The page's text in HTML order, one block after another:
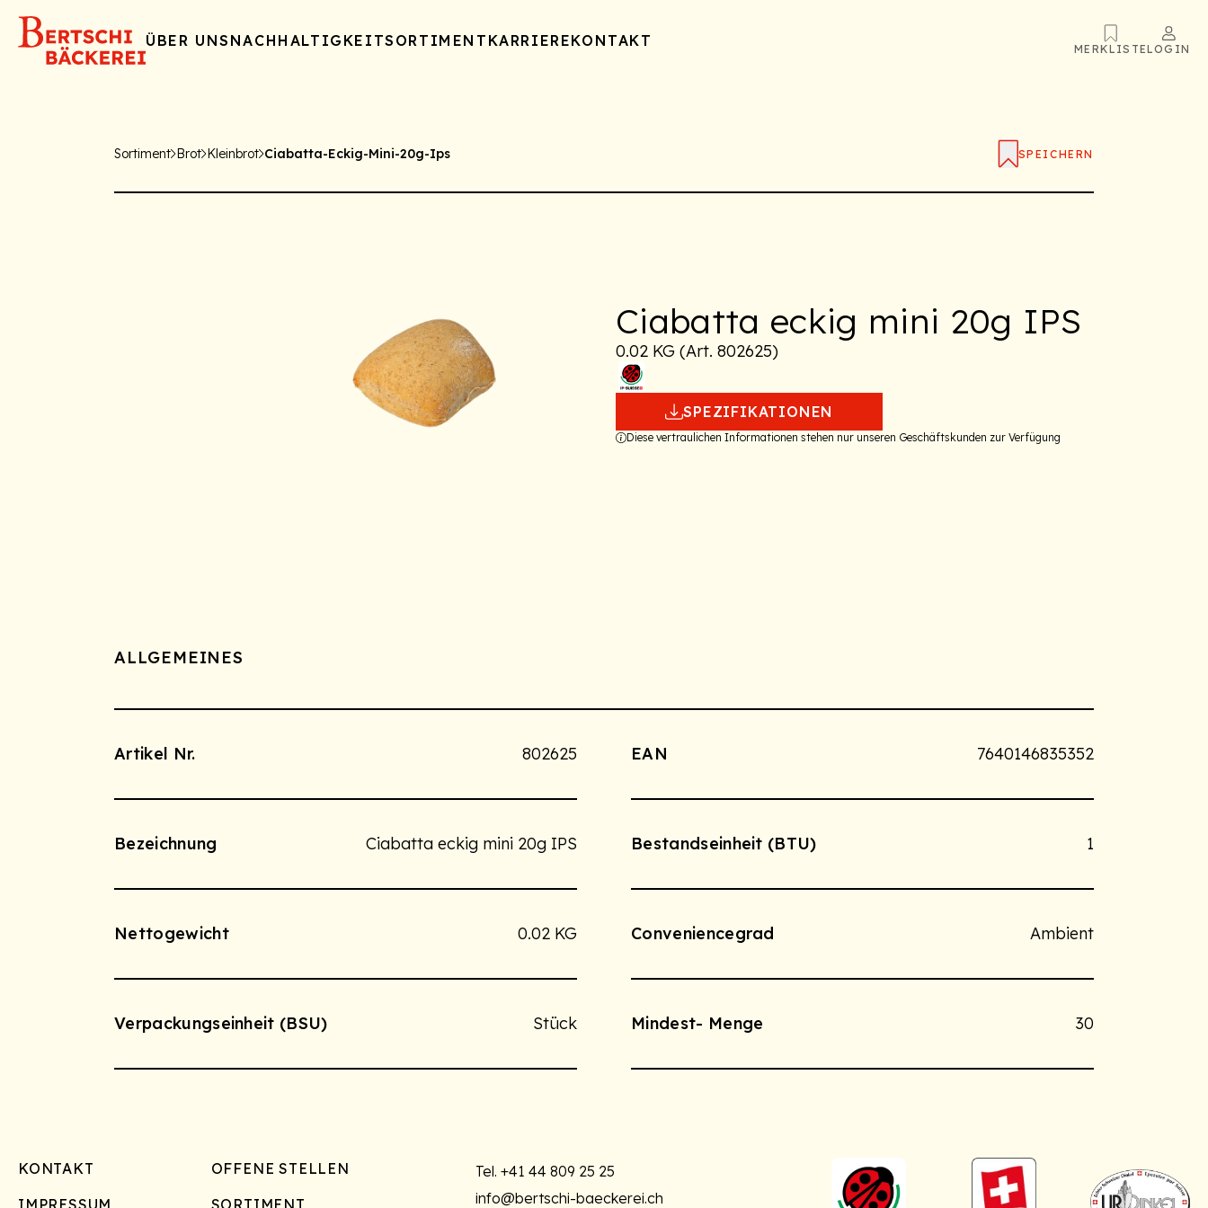
ÜBER UNS NACHHALTIGKEITSORTIMENT KARRIEREKONTAKT MERKLISTELOGIN
Sortiment Brot Kleinbrot Ciabatta-Eckig-Mini-20g-Ips SPEICHERN
Ciabatta eckig mini 20g IPS
0.02 KG (Art. 802625)
SPEZIFIKATIONEN
Diese vertraulichen Informationen stehen nur unseren Geschäftskunden zur Verfügung
ALLGEMEINES
Artikel Nr. 802625 EAN 7640146835352
Bezeichnung Ciabatta eckig mini 20g IPS Bestandseinheit (BTU) 1
Nettogewicht 0.02 KG Conveniencegrad Ambient
Verpackungseinheit (BSU) Stück Mindest- Menge 30
Footer
KONTAKT
OFFENE STELLEN
IMPRESSUM
SORTIMENT
Tel.+41 44 809 25 25
info@bertschi-baeckerei.ch